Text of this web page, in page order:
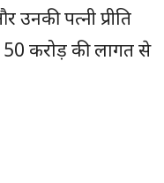
उनकी पत्नी प्रीति
करोड़ की लागत से